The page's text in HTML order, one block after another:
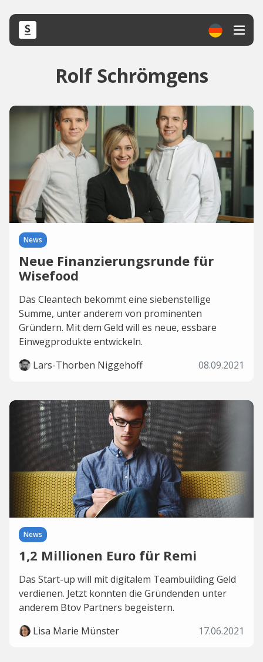
Rolf Schrömgens
News
Neue Finanzierungsrunde für
Wisefood
Das Cleantech bekommt eine siebenstellige
Summe, unter anderem von prominenten
Gründern. Mit dem Geld will es neue, essbare
Einwegprodukte entwickeln.
Lars-Thorben Niggehoff
08.09.2021
News
1,2 Millionen Euro für Remi
Das Start-up will mit digitalem Teambuilding Geld
verdienen. Jetzt konnten die Gründenden unter
anderem Btov Partners begeistern.
Lisa Marie Münster
17.06.2021